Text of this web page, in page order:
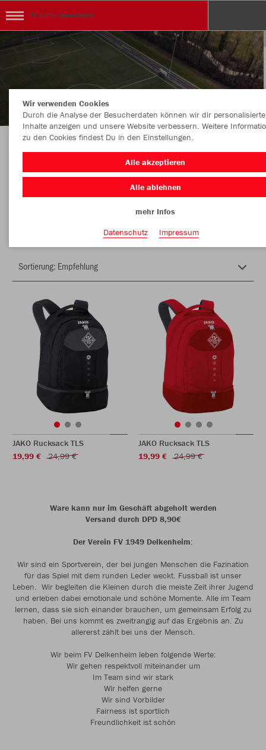
FV 1949 Delkenheim
Herzlich Willkommen im Teamshop FV 1949
Delkenheim
JAKO Rucksack TLS
19,99 €
24,99 €
JAKO Rucksack TLS
19,99 €
24,99 €
Ware kann nur im Geschäft abgeholt werden
Versand durch DPD 8,90€
Der Verein FV 1949 Delkenheim:
Wir sind ein Sportverein, der bei jungen Menschen die Fazination
für das Spiel mit dem runden Leder weckt. Fussball ist unser
Leben. Wir begleiten die Kleinen durch die meiste Zeit ihrer Jugend
und erleben dabei emotionale und schöne Momente. Alle im Team
lernen, dass sie sich einander brauchen, um gemeinsam Erfolg zu
haben. Bei uns kommt es zweitrangig auf das Ergebnis an. Zu
allererst zählt bei uns der Mensch.
Wir beim FV Delkenheim leben folgende Werte:
Wir gehen respektvoll miteinander um
Im Team sind wir stark
Wir helfen gerne
Wir sind Vorbilder
Fairness ist sportlich
Freundlichkeit ist schön
Wir verwenden Cookies
Durch die Analyse der Besucherdaten können wir dir personalisierte
Inhalte anzeigen und unsere Website verbessern. Weitere
zu den Cookies findest Du in den Einstellungen.
Alle akzeptieren
Alle ablehnen
mehr Infos
Datenschutz
Impressum